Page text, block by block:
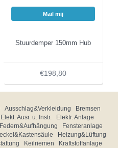
Mail mij
Stuurdemper 150mm Hub
€198,80
Ausschlag&Verkleidung
Bremsen
Elekt. Ausr. u. Instr.
Elektr. Anlage
Federn&Aufhängung
Fensteranlage
Heizung&Lüftung
Keilriemen
Kraftstoffanlage